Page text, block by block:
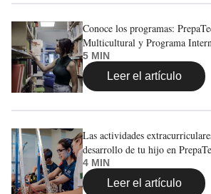
Conoce los programas:
Multicultural y Programa
5 MIN
Leer el artículo
Las actividades
desarrollo de tu hijo en
4 MIN
Leer el artículo